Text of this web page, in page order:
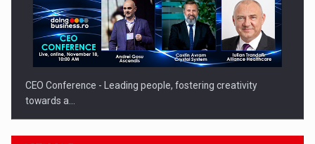
CEO Conference - Leading people, fostering creativity
towards a…